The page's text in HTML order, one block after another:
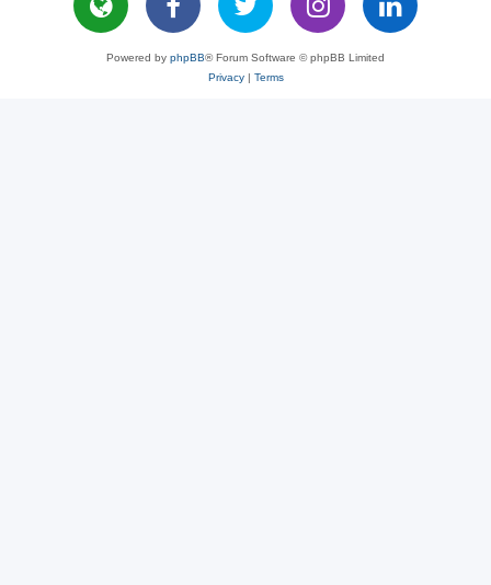
Powered by phpBB® Forum Software © phpBB Limited
Privacy| Terms